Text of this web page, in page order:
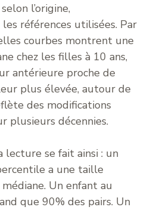
l’origine,
références utilisées. Par
courbes montrent une
chez les filles à 10 ans,
antérieure proche de
plus élevée, autour de
des modifications
plusieurs décennies.
lecture se fait ainsi : un
a une taille
Un enfant au
que 90% des pairs. Un